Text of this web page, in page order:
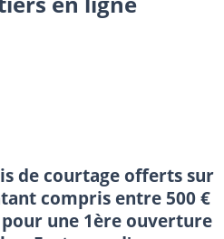
de courtage offerts sur
compris entre 500 €
une 1ère ouverture